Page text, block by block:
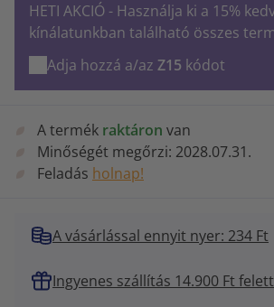
HETI AKCIÓ - Használja ki a 15%
kínálatunkban található összes
Adja hozzá a/az Z15 kódot
A termék raktáron van
Minőségét megőrzi: 2028.07.31.
Feladás holnap!
A vásárlással ennyit nyer: 234 Ft
Ingyenes szállítás 14.900 Ft felett